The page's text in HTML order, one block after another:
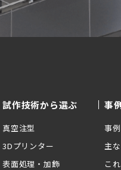
試作技術から選ぶ
真空注型
3Dプリンター
表面処理・加飾
事
事
主
こ